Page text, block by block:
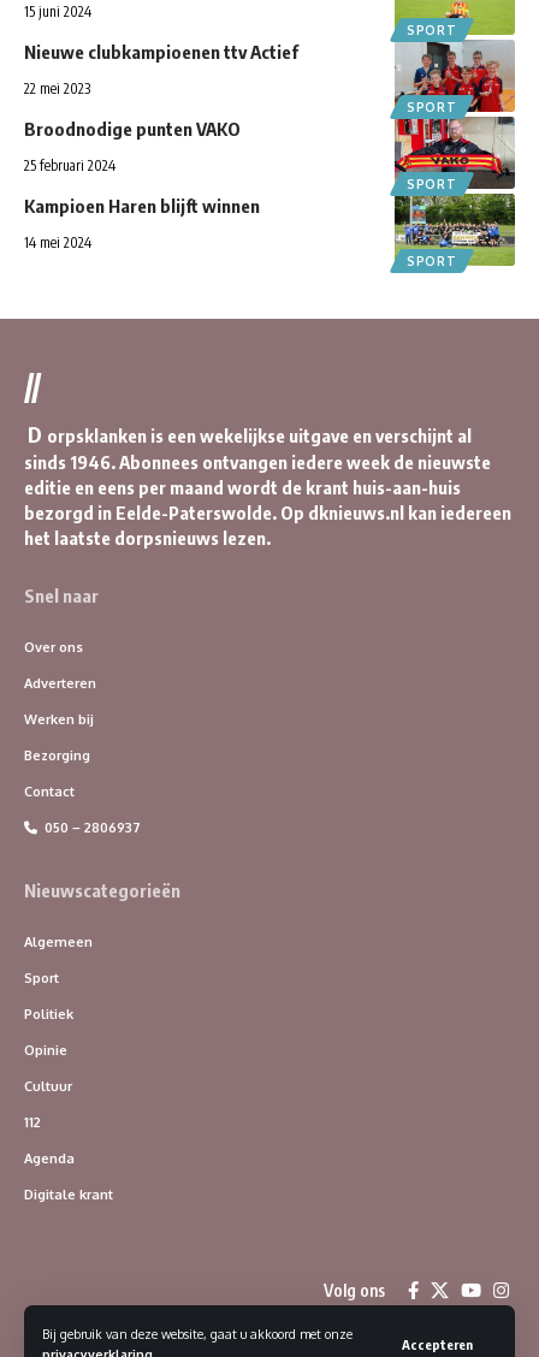
Bij gebruik van deze website, gaat u akkoord met onze
Accepteren
SPORT
15 juni 2024
SPORT
Nieuwe clubkampioenen ttv Actief
22 mei 2023
SPORT
Broodnodige punten VAKO
25 februari 2024
SPORT
Kampioen Haren blijft winnen
14 mei 2024
//
D orpsklanken is een wekelijkse uitgave en verschijnt al
sinds 1946. Abonnees ontvangen iedere week de nieuwste
editie en eens per maand wordt de krant huis-aan-huis
bezorgd in Eelde-Paterswolde. Op dknieuws.nl kan iedereen
het laatste dorpsnieuws lezen.
Snel naar
Over ons
Adverteren
Werken bij
Bezorging
Contact
050 – 2806937
Nieuwscategorieën
Algemeen
Sport
Politiek
Opinie
Cultuur
112
Agenda
Digitale krant
Volg ons